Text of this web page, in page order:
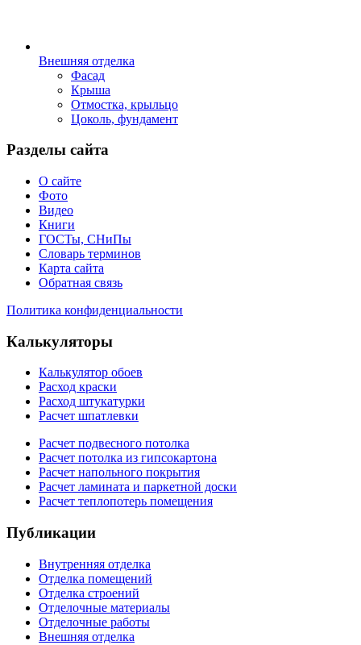
Внешняя отделка
Фасад
Крыша
Отмостка, крыльцо
Цоколь, фундамент
Разделы сайта
О сайте
Фото
Видео
Книги
ГОСТы, СНиПы
Словарь терминов
Карта сайта
Обратная связь
Политика конфиденциальности
Калькуляторы
Калькулятор обоев
Расход краски
Расход штукатурки
Расчет шпатлевки
Расчет подвесного потолка
Расчет потолка из гипсокартона
Расчет напольного покрытия
Расчет ламината и паркетной доски
Расчет теплопотерь помещения
Публикации
Внутренняя отделка
Отделка помещений
Отделка строений
Отделочные материалы
Отделочные работы
Внешняя отделка